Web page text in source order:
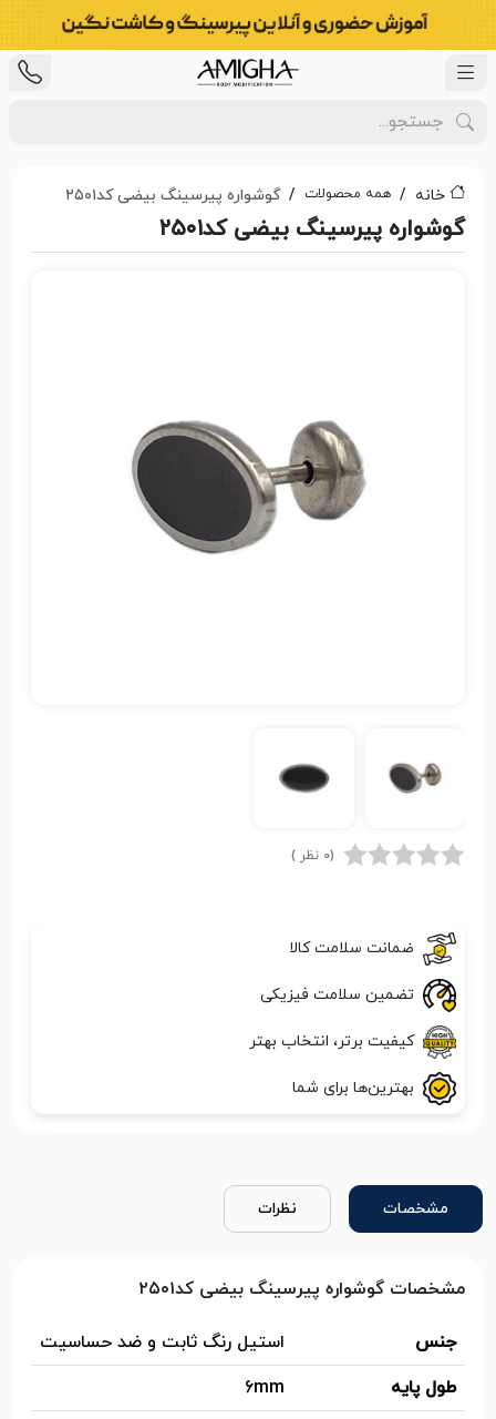
خانه همه محصولات گوشواره پیرسینگ بیضی کد۲۵۰۱
گوشواره پیرسینگ بیضی کد۲۵۰۱
(0 نظر )
ضمانت سلامت کالا
تضمین سلامت فیزیکی
کیفیت برتر، انتخاب بهتر
بهترین‌ها برای شما
مشخصات نظرات
مشخصات گوشواره پیرسینگ بیضی کد۲۵۰۱
جنس
استیل رنگ ثابت و ضد حساسیت
طول پایه
6mm